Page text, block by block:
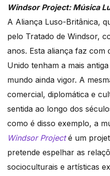
Windsor Project: Música
A Aliança Luso-Britânica,
pelo Tratado de Windsor,
anos. Esta aliança faz com
Unido tenham a mais
mundo ainda vigor. A
comercial, diplomática e
sentida ao longo dos
como é disso exemplo, a
Windsor Projecté um
pretende espelhar as
socioculturais e artísticas